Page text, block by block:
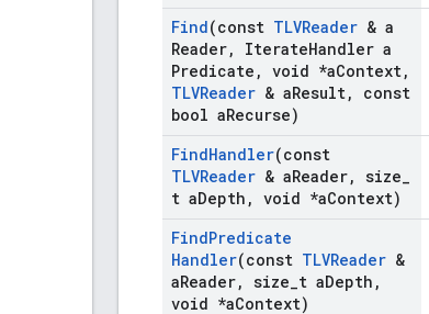
Find(const TLVReader & a
Reader, IterateHandler a
Predicate , void *aContext,
TLVReader & aResult,
const
bool aRecurse)
FindHandler(const
TLVReader & aReader, size
t aDepth , void *aContext)
FindPredicate
Handler(const TLVReader &
aReader, size t aDepth ,
void *aContext)